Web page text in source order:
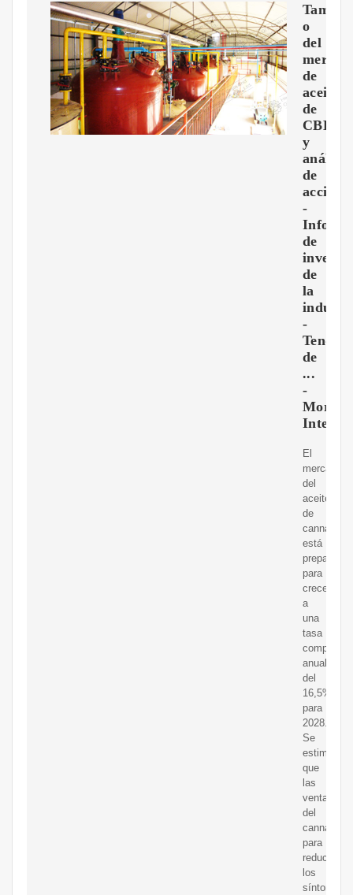
Tama?
o
del
de
aceite
de
CBD
y
análisis
de
-
de
de
la
-
de
...
-
Mordor
El
mercado
del
aceite
de
cannabidiol
está
preparado
para
crecer
a
una
tasa
compuesta
anual
del
16,5%
para
2028.
Se
estima
que
las
ventajas
del
cannabidiol
para
reducir
los
síntomas